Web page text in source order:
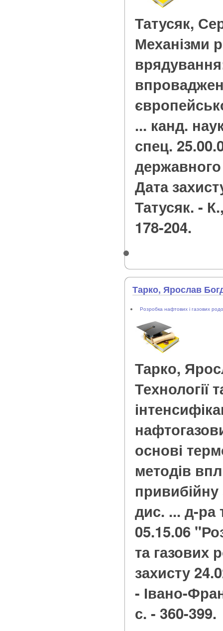
Татусяк,
Механізми
... канд.
спец.
Дата
Татусяк. -
178-204.
Тарко, Ярослав
Розробка нафтових і газових
Тарко,
Технології
основі
методів
привибійну
дис. ... д-ра
05.15.06
та газових
захисту
- Івано-
с. - 360-399.